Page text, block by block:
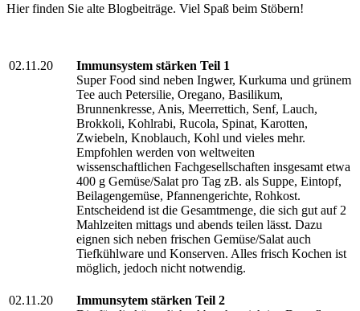
Hier finden Sie alte Blogbeiträge. Viel Spaß beim Stöbern!
02.11.20
Immunsystem stärken Teil 1
Super Food sind neben Ingwer, Kurkuma und grünem
Tee auch Petersilie, Oregano, Basilikum,
Brunnenkresse, Anis, Meerrettich, Senf, Lauch,
Brokkoli, Kohlrabi, Rucola, Spinat, Karotten,
Zwiebeln, Knoblauch, Kohl und vieles mehr.
Empfohlen werden von weltweiten
wissenschaftlichen Fachgesellschaften insgesamt etwa
400 g Gemüse/Salat pro Tag zB. als Suppe, Eintopf,
Beilagengemüse, Pfannengerichte, Rohkost.
Entscheidend ist die Gesamtmenge, die sich gut auf 2
Mahlzeiten mittags und abends teilen lässt. Dazu
eignen sich neben frischen Gemüse/Salat auch
Tiefkühlware und Konserven. Alles frisch Kochen ist
möglich, jedoch nicht notwendig.
02.11.20
Immunsytem stärken Teil 2